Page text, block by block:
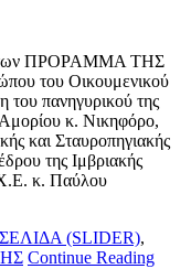
ΠΡΟΡΑΜΜΑ ΤΗΣ
του Οικουμενικού
πανηγυρικού της
κ. Νικηφόρο,
και Σταυροπηγιακής
της Ιμβριακής
κ. Παύλου
(SLIDER),
Continue Reading